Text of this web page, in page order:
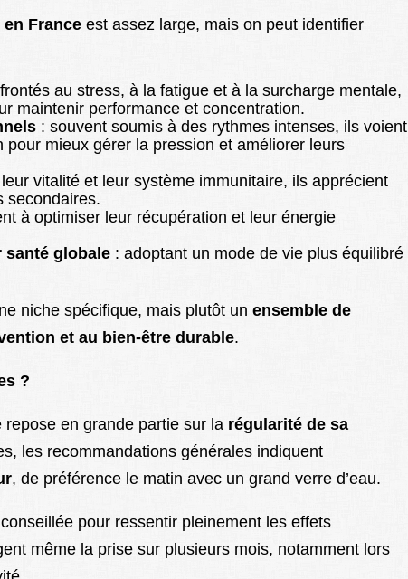
France est assez large, mais on peut identifier
au stress, à la fatigue et à la surcharge mentale,
maintenir performance et concentration.
: souvent soumis à des rythmes intenses, ils voient
mieux gérer la pression et améliorer leurs
vitalité et leur système immunitaire, ils apprécient
secondaires.
à optimiser leur récupération et leur énergie
santé globale : adoptant un mode de vie plus équilibré
niche spécifique, mais plutôt un ensemble de
et au bien-être durable.
?
repose en grande partie sur la régularité de sa
les recommandations générales indiquent
, de préférence le matin avec un grand verre d’eau.
pour ressentir pleinement les effets
même la prise sur plusieurs mois, notamment lors